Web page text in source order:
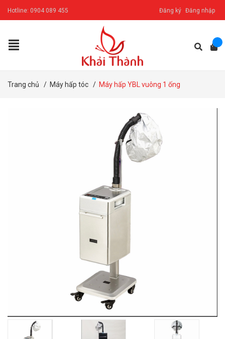
Hotline: 0904 089 455 Đăng ký Đăng nhập
Trang chủ / Máy hấp tóc / Máy hấp YBL vuông 1 ống